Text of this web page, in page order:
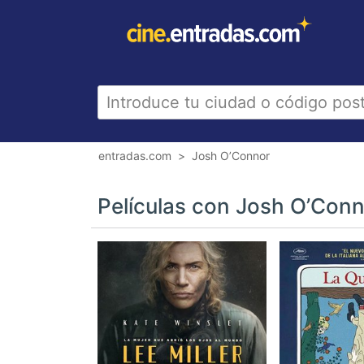
entradas.com Josh O’Connor
Películas con Josh